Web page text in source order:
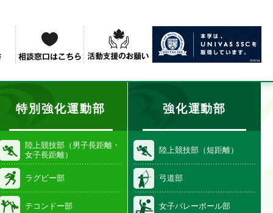
特別強化運動部
陸上競技部（男子長距離・
女子長距離）
ラグビー部
テコンドー部
強化運動部
陸上競技部（短距離）
弓道部
女子バレーボール部